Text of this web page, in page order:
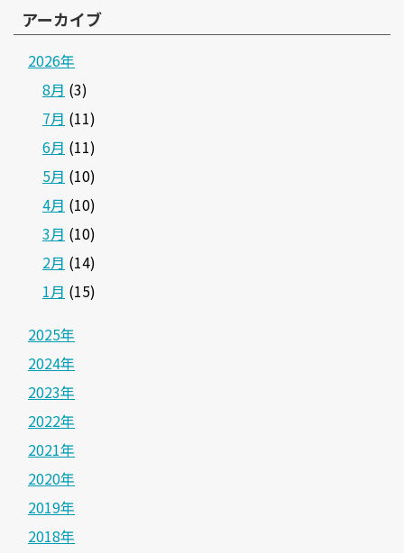
アーカイブ
2026年
8月 (3)
7月 (11)
6月 (11)
5月 (10)
4月 (10)
3月 (10)
2月 (14)
1月 (15)
2025年
2024年
2023年
2022年
2021年
2020年
2019年
2018年